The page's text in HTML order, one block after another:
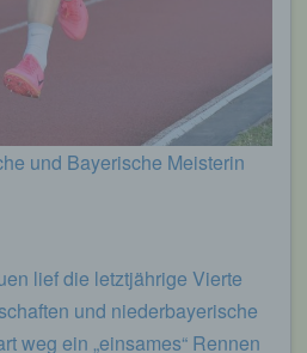
und Bayerische Meisterin
lief die letztjährige Vierte
und niederbayerische
weg ein „einsames“ Rennen